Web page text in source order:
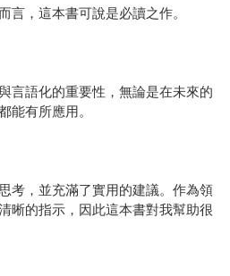
言，這本書可說是必讀之作。
言語化的重要性，無論是在未來的
能有所應用。
考，並充滿了實用的建議。作為領
晰的指示，因此這本書對我幫助很